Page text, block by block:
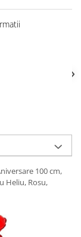
100 cm,
Heliu, Rosu,